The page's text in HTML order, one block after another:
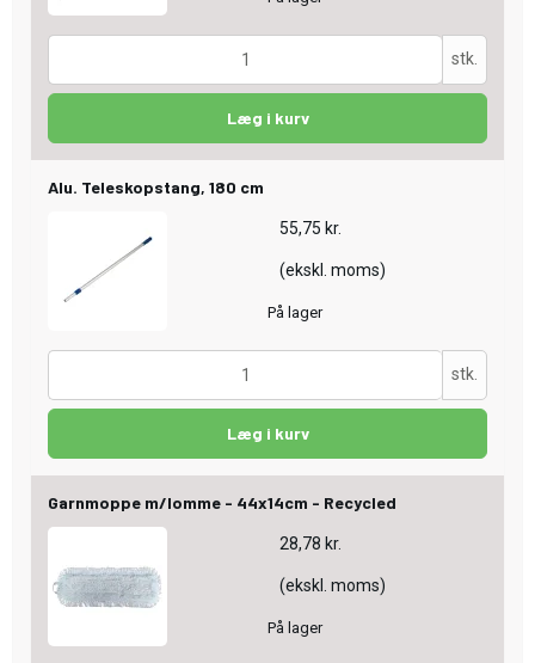
stk.
Læg i kurv
Alu. Teleskopstang, 180 cm
55,75 kr.
(ekskl. moms)
På lager
stk.
Læg i kurv
Garnmoppe m/lomme - 44x14cm - Recycled
28,78 kr.
(ekskl. moms)
På lager